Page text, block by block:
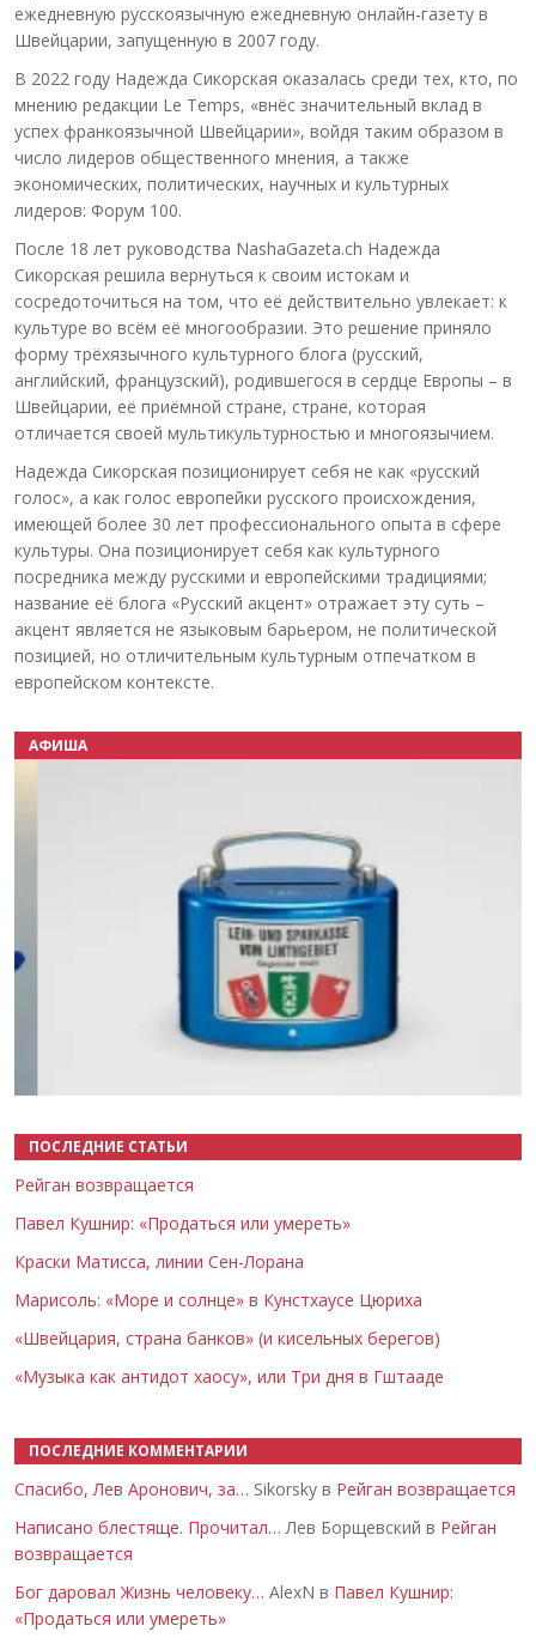
ежедневную русскоязычную ежедневную онлайн-газету в
Швейцарии, запущенную в 2007 году.
В 2022 году Надежда Сикорская оказалась среди тех, кто, по
мнению редакции Le Temps, «внёс значительный вклад в
успех франкоязычной Швейцарии», войдя таким образом в
число лидеров общественного мнения, а также
экономических, политических, научных и культурных
лидеров: Форум 100.
После 18 лет руководства NashaGazeta.ch Надежда
Сикорская решила вернуться к своим истокам и
сосредоточиться на том, что её действительно увлекает: к
культуре во всём её многообразии. Это решение приняло
форму трёхязычного культурного блога (русский,
английский, французский), родившегося в сердце Европы – в
Швейцарии, её приёмной стране, стране, которая
отличается своей мультикультурностью и многоязычием.
Надежда Сикорская позиционирует себя не как «русский
голос», а как голос европейки русского происхождения,
имеющей более 30 лет профессионального опыта в сфере
культуры. Она позиционирует себя как культурного
посредника между русскими и европейскими традициями;
название её блога «Русский акцент» отражает эту суть –
акцент является не языковым барьером, не политической
позицией, но отличительным культурным отпечатком в
европейском контексте.
АФИША
ПОСЛЕДНИЕ СТАТЬИ
Рейган возвращается
Павел Кушнир: «Продаться или умереть»
Краски Матисса, линии Сен-Лорана
Марисоль: «Море и солнце» в Кунстхаусе Цюриха
«Швейцария, страна банков» (и кисельных берегов)
«Музыка как антидот хаосу», или Три дня в Гштааде
ПОСЛЕДНИЕ КОММЕНТАРИИ
Спасибо, Лев Аронович, за… Sikorsky в Рейган возвращается
Написано блестяще. Прочитал… Лев Борщевский в Рейган
возвращается
Бог даровал Жизнь человеку… AlexN в Павел Кушнир:
«Продаться или умереть»